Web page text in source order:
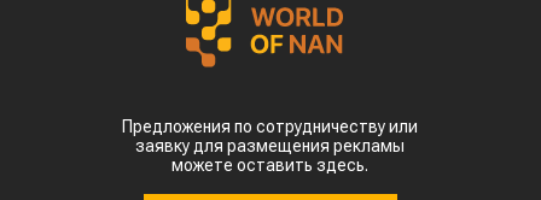
Предложения по сотрудничеству или
заявку для размещения рекламы
можете оставить здесь.